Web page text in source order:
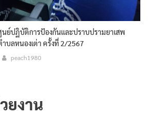
ย์ปฏิบัติการป้องกันและปราบปรามยาเสพ
บลหนองเต่า ครั้งที่ 2/2567
peach1980
ยงาน